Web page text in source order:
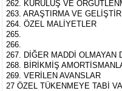
262. KURULUŞ VE
263. ARAŞTIRMA VE
264. ÖZEL MALİYETLER
265.
266.
267. DİĞER MADDİ OLMAYAN
268. BİRİKMİŞ
269. VERİLEN AVANSLAR
27 ÖZEL TÜKENMEYE TABİ